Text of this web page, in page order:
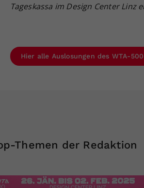
Tageskassa im Design Center Linz
Hier alle Auslosungen des WTA-
Themen der Redaktion